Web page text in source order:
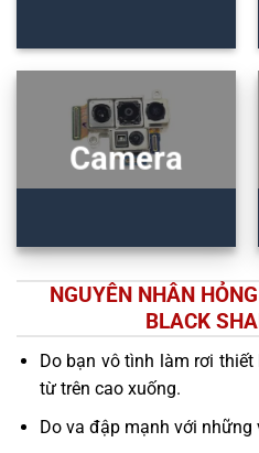
Camera
NGUYÊN NHÂN
BLACK
Do bạn vô tình làm rơi
từ trên cao xuống.
Do va đập mạnh với những